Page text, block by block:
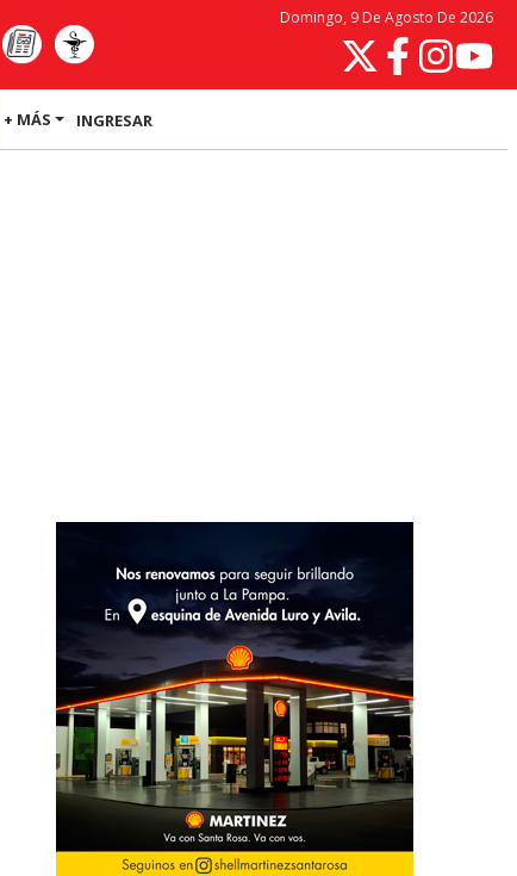
Domingo, 9 De Agosto De 2026
+ MÁS INGRESAR